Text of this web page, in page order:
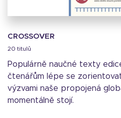
CROSSOVER
20 titulů
Populárně naučné texty
čtenářům lépe se
výzvami naše propojená
momentálně stojí.